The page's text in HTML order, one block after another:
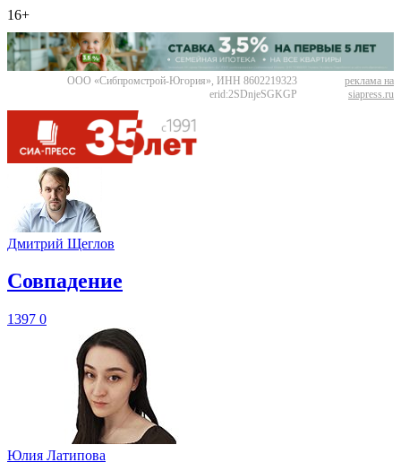
16+
ООО «Сибпромстрой-Югория», ИНН 8602219323
erid:2SDnjeSGKGP
реклама на
siapress.ru
Дмитрий Щеглов
​Совпадение
1397 0
Юлия Латипова